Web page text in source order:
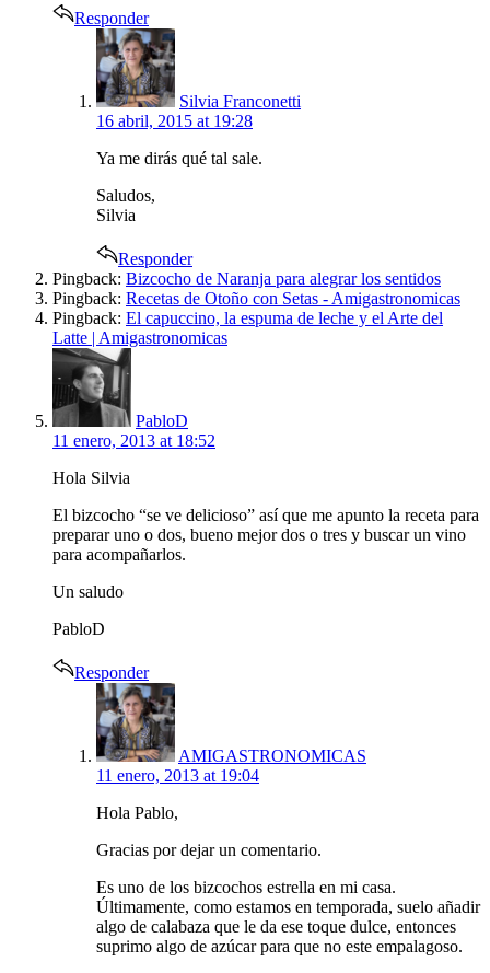
Responder
says:
Silvia Franconetti
16 abril, 2015 at 19:28
Ya me dirás qué tal sale.
Saludos,
Silvia
Responder
Pingback: Bizcocho de Naranja para alegrar los sentidos
Pingback: Recetas de Otoño con Setas - Amigastronomicas
Pingback: El capuccino, la espuma de leche y el Arte del
Latte | Amigastronomicas
says:
PabloD
11 enero, 2013 at 18:52
Hola Silvia
El bizcocho “se ve delicioso” así que me apunto la receta para
preparar uno o dos, bueno mejor dos o tres y buscar un vino
para acompañarlos.
Un saludo
PabloD
Responder
says:
AMIGASTRONOMICAS
11 enero, 2013 at 19:04
Hola Pablo,
Gracias por dejar un comentario.
Es uno de los bizcochos estrella en mi casa.
Últimamente, como estamos en temporada, suelo añadir
algo de calabaza que le da ese toque dulce, entonces
suprimo algo de azúcar para que no este empalagoso.